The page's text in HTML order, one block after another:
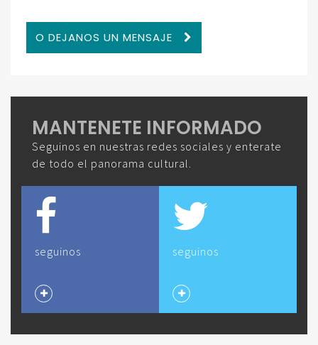
O DEJANOS UN MENSAJE
MANTENETE INFORMADO
Seguinos en nuestras redes sociales y enterate
de todo el panorama cultural.
seguinos seguinos